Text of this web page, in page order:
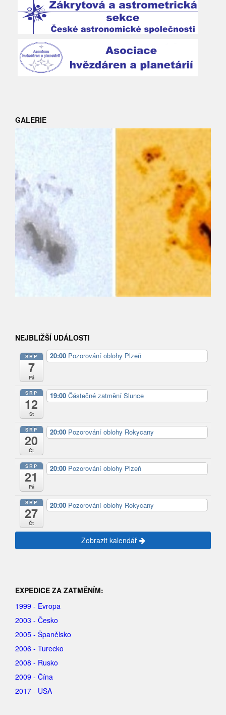
GALERIE
NEJBLIŽŠÍ UDÁLOSTI
SRP
7
Pá
20:00 Pozorování oblohy Plzeň
SRP
12
St
19:00 Částečné zatmění Slunce
SRP
20
Čt
20:00 Pozorování oblohy Rokycany
SRP
21
Pá
20:00 Pozorování oblohy Plzeň
SRP
27
Čt
20:00 Pozorování oblohy Rokycany
Zobrazit kalendář
EXPEDICE ZA ZATMĚNÍM:
1999 - Evropa
2003 - Česko
2005 - Španělsko
2006 - Turecko
2008 - Rusko
2009 - Čína
2017 - USA